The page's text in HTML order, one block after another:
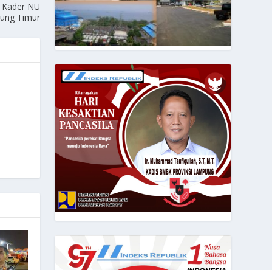
NU
Timur